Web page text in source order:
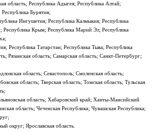
область; Республика Адыгея; Республика Алтай;
Бурятия;
Ингушетия; Республика Калмыкия; Республика
Республика Крым; Республика Марий Эл; Республика
Республика Татарстан; Республика Тыва; Республика
Рязанская область; Самарская область; Санкт-Петербург;
область; Севастополь; Смоленская область;
область; Тверская область; Томская область; Тульская
область; Хабаровский край; Ханты-Мансийский
область; Чеченская Республика; Чувашская Республика;
округ; Ярославская область.